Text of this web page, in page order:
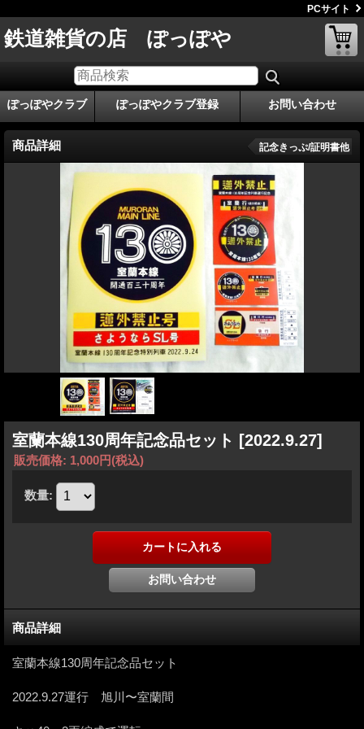
PCサイト
鉄道雑貨の店 ぽっぽや
ぽっぽやクラブ ぽっぽやクラブ登録 お問い合わせ
商品詳細 記念きっぷ/証明書他
室蘭本線130周年記念品セット [2022.9.27]
販売価格: 1,000円(税込)
数量:
商品詳細
室蘭本線130周年記念品セット
2022.9.27運行 旭川〜室蘭間